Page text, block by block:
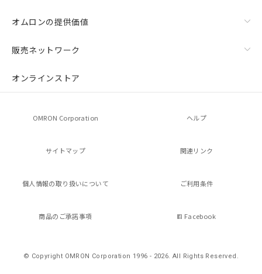
オムロンの提供価値
販売ネットワーク
オンラインストア
OMRON Corporation ヘルプ
サイトマップ 関連リンク
個人情報の取り扱いについて ご利用条件
商品のご承諾事項 Facebook
© Copyright OMRON Corporation 1996 - 2026.All Rights Reserved.